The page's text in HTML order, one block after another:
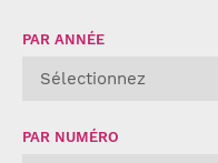
PAR ANNÉE
PAR NUMÉRO